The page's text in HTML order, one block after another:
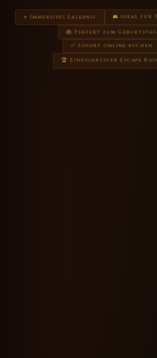
⭐ Immersives Erlebnis 👥 Ideal für
🎂 Perfekt zum Geburtstag
✅ Sofort online buchen
🏆 Einzigartiger Escape